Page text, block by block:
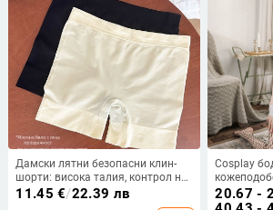
Дамски лятни безопасни клин-
шорти: висока талия, контрол на
корема, безшевни, едно парче,
11.45 €/22.39 лв
Cosplay
спандекс
20.67 -